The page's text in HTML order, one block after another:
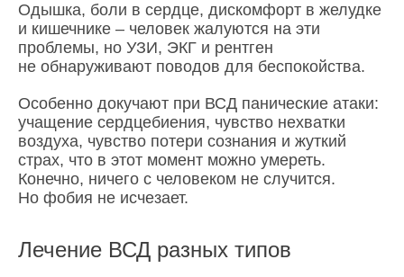
Одышка, боли в сердце, дискомфорт в желудке
и кишечнике – человек жалуются на эти
проблемы, но УЗИ, ЭКГ и рентген
не обнаруживают поводов для беспокойства.
Особенно докучают при ВСД панические атаки:
учащение сердцебиения, чувство нехватки
воздуха, чувство потери сознания и жуткий
страх, что в этот момент можно умереть.
Конечно, ничего с человеком не случится.
Но фобия не исчезает.
Лечение ВСД разных типов